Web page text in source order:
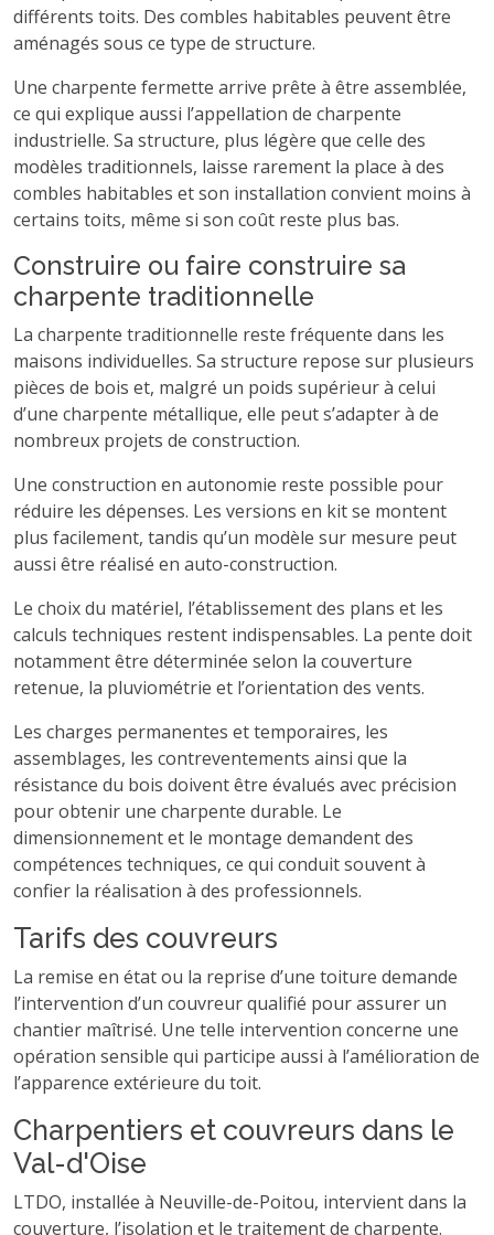
différents toits. Des combles habitables peuvent être
aménagés sous ce type de structure.
Une charpente fermette arrive prête à être assemblée,
ce qui explique aussi l’appellation de charpente
industrielle. Sa structure, plus légère que celle des
modèles traditionnels, laisse rarement la place à des
combles habitables et son installation convient moins à
certains toits, même si son coût reste plus bas.
Construire ou faire construire sa
charpente traditionnelle
La charpente traditionnelle reste fréquente dans les
maisons individuelles. Sa structure repose sur plusieurs
pièces de bois et, malgré un poids supérieur à celui
d’une charpente métallique, elle peut s’adapter à de
nombreux projets de construction.
Une construction en autonomie reste possible pour
réduire les dépenses. Les versions en kit se montent
plus facilement, tandis qu’un modèle sur mesure peut
aussi être réalisé en auto-construction.
Le choix du matériel, l’établissement des plans et les
calculs techniques restent indispensables. La pente doit
notamment être déterminée selon la couverture
retenue, la pluviométrie et l’orientation des vents.
Les charges permanentes et temporaires, les
assemblages, les contreventements ainsi que la
résistance du bois doivent être évalués avec précision
pour obtenir une charpente durable. Le
dimensionnement et le montage demandent des
compétences techniques, ce qui conduit souvent à
confier la réalisation à des professionnels.
Tarifs des couvreurs
La remise en état ou la reprise d’une toiture demande
l’intervention d’un couvreur qualifié pour assurer un
chantier maîtrisé. Une telle intervention concerne une
opération sensible qui participe aussi à l’amélioration de
l’apparence extérieure du toit.
Charpentiers et couvreurs dans le
Val-d'Oise
LTDO, installée à Neuville-de-Poitou, intervient dans la
couverture, l’isolation et le traitement de charpente.